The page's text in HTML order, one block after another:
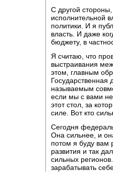
С другой
исполнительной
политики. И я
власть. И даже
бюджету, в
Я считаю, что
выстраивания
этом, главным
Государственная
называемым
если мы с вами
этот стол, за
силе. Вот кто
Сегодня
Она сильнее, и
потом я буду вам
развития и так
сильных
зарабатывать